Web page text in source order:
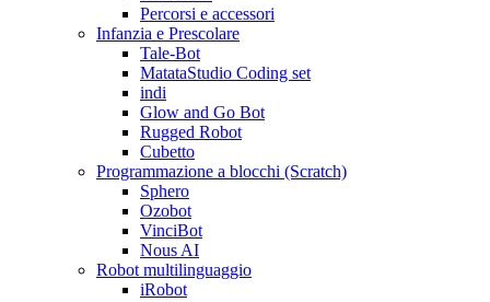
Percorsi e accessori
Infanzia e Prescolare
Tale-Bot
MatataStudio Coding set
indi
Glow and Go Bot
Rugged Robot
Cubetto
Programmazione a blocchi (Scratch)
Sphero
Ozobot
VinciBot
Nous AI
Robot multilinguaggio
iRobot